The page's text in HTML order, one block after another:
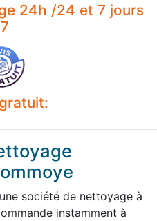
24h /24 et 7 jours
société de nettoyage à
instamment à